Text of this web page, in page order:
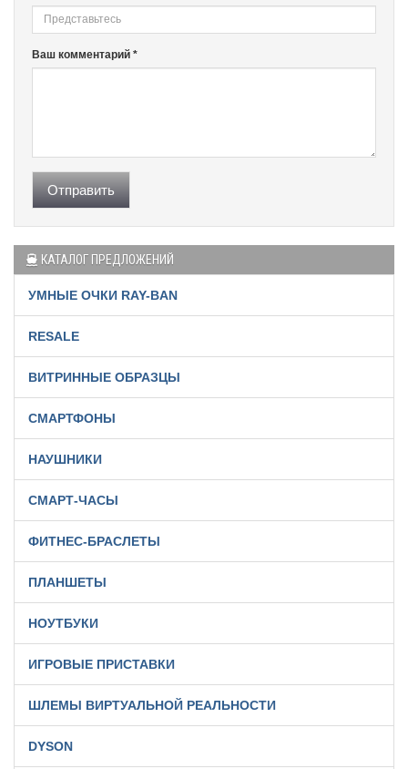
Ваш комментарий *
Отправить
КАТАЛОГ ПРЕДЛОЖЕНИЙ
УМНЫЕ ОЧКИ RAY-BAN
RESALE
ВИТРИННЫЕ ОБРАЗЦЫ
СМАРТФОНЫ
НАУШНИКИ
СМАРТ-ЧАСЫ
ФИТНЕС-БРАСЛЕТЫ
ПЛАНШЕТЫ
НОУТБУКИ
ИГРОВЫЕ ПРИСТАВКИ
ШЛЕМЫ ВИРТУАЛЬНОЙ РЕАЛЬНОСТИ
DYSON